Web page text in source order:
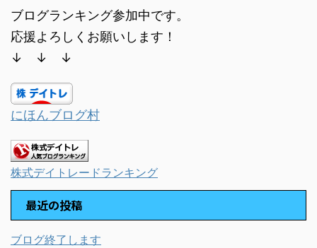
ブログランキング参加中です。
応援よろしくお願いします！
↓ ↓ ↓
にほんブログ村
株式デイトレードランキング
最近の投稿
ブログ終了します